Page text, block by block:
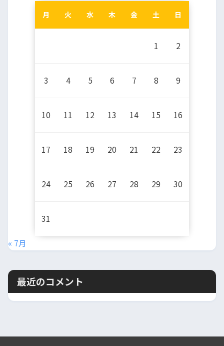
月 火 水 木 金 土 日
1 2
3 4 5 6 7 8 9
10 11 12 13 14 15 16
17 18 19 20 21 22 23
24 25 26 27 28 29 30
31
« 7月
最近のコメント